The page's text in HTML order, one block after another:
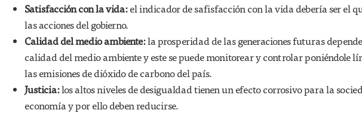
Satisfacción con la vida:el indicador de safisfacción con la vida debería ser el
las acciones del gobierno.
Calidad del medio ambiente:la prosperidad de las generaciones futuras
calidad del medio ambiente y este se puede monitorear y controlar poniéndole
las emisiones de dióxido de carbono del país.
Justicia:los altos niveles de desigualdad tienen un efecto corrosivo para la
economía y por ello deben reducirse.